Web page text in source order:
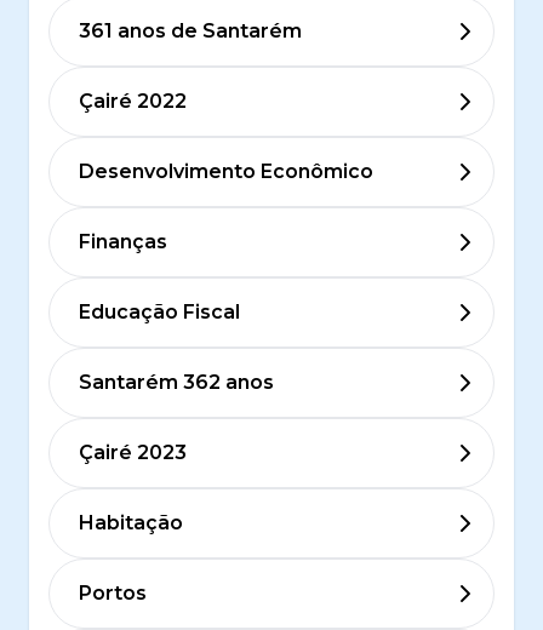
361 anos de Santarém
Çairé 2022
Desenvolvimento Econômico
Finanças
Educação Fiscal
Santarém 362 anos
Çairé 2023
Habitação
Portos